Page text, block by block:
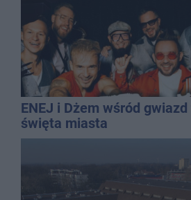
ENEJ i Dżem wśród
święta miasta